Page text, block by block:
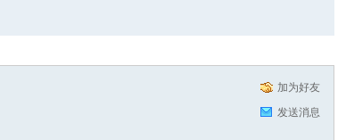
加为好友
发送消息